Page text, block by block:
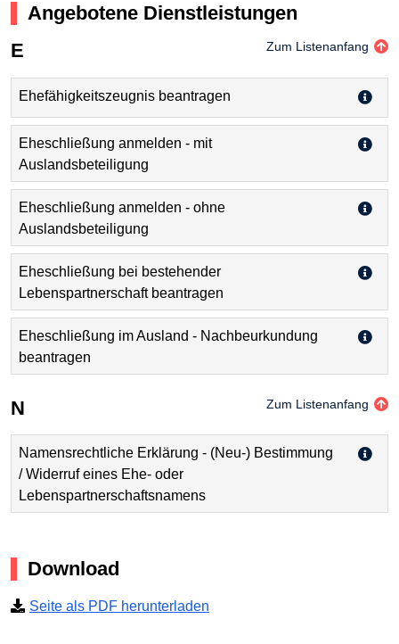
Angebotene Dienstleistungen
E
Zum Listenanfang
Ehefähigkeitszeugnis beantragen
Eheschließung anmelden - mit
Auslandsbeteiligung
Eheschließung anmelden - ohne
Auslandsbeteiligung
Eheschließung bei bestehender
Lebenspartnerschaft beantragen
Eheschließung im Ausland - Nachbeurkundung
beantragen
N Zum Listenanfang
Namensrechtliche Erklärung - (Neu-) Bestimmung
/ Widerruf eines Ehe- oder
Lebenspartnerschaftsnamens
Download
Seite als PDF herunterladen